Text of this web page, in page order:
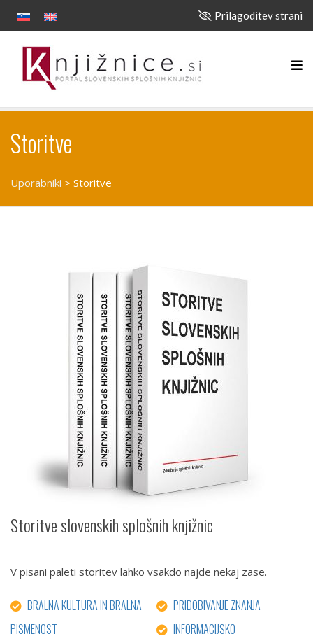
Prilagoditev strani
Storitve
Uporabniki > Storitve
Storitve slovenskih splošnih knjižnic
V pisani paleti storitev lahko vsakdo najde nekaj zase.
BRALNA KULTURA IN BRALNA
PISMENOST
PRIDOBIVANJE ZNANJA
INFORMACIJSKO